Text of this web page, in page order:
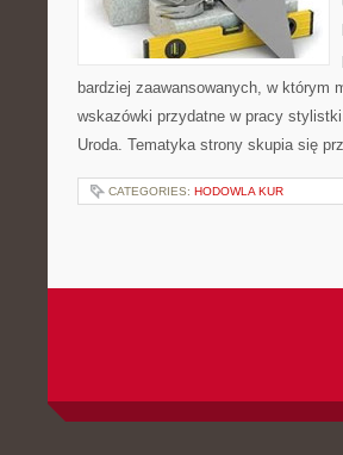
bardziej zaawansowanych, w którym
wskazówki przydatne w pracy
Uroda. Tematyka strony skupia się
CATEGORIES: HODOWLA KUR